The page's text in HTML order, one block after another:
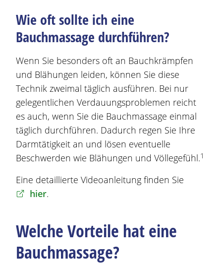
Wie oft sollte ich eine
Bauchmassage durchführen?
Wenn Sie besonders oft an Bauchkrämpfen
und Blähungen leiden, können Sie diese
Technik zweimal täglich ausführen. Bei nur
gelegentlichen Verdauungsproblemen reicht
es auch, wenn Sie die Bauchmassage einmal
täglich durchführen. Dadurch regen Sie Ihre
Darmtätigkeit an und lösen eventuelle
Beschwerden wie Blähungen und Völlegefühl.1
Eine detaillierte Videoanleitung finden Sie
hier.
Welche Vorteile hat eine
Bauchmassage?